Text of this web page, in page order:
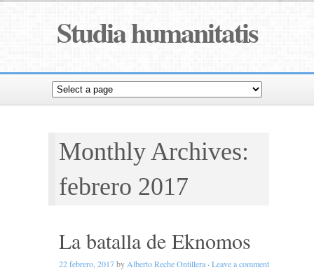
Studia humanitatis
Monthly Archives:
febrero 2017
La batalla de Eknomos
22 febrero, 2017by Alberto Reche Ontillera · Leave a comment